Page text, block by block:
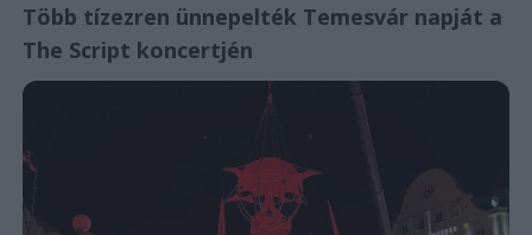
Több tízezren ünnepelték Temesvár napját a
The Script koncertjén